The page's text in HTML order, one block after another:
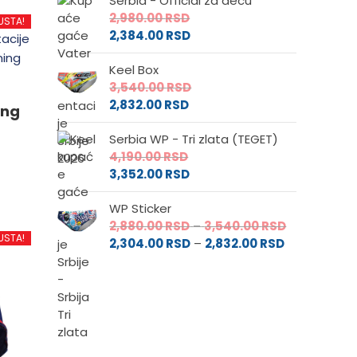
2,880.00 RSD
2,980.00RSD
2,384.00RSD
Keel Box
3,540.00RSD
2,832.00RSD
Serbia WP - Tri zlata (TEGET)
4,190.00RSD
3,352.00RSD
WP Sticker
2,880.00RSD–3,540.00RSDRaspon
2,304.00RSD – 2,832.00RSDRaspon